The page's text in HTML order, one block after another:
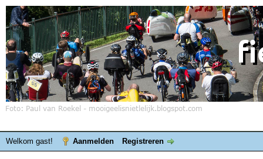
Welkom gast! Aanmelden Registreren